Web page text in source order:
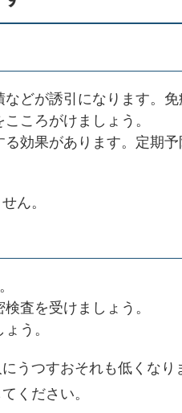
どが誘引になります。
ころがけましょう。
効果があります。定期
ん。
査を受けましょう。
う。
うつすおそれも低くなり
ください。